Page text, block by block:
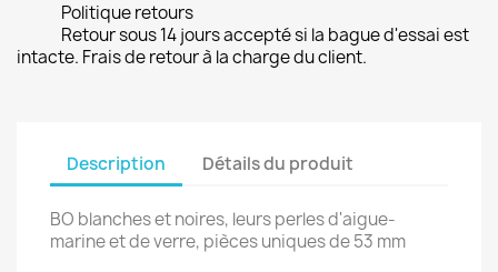
Politique retours
Retour sous 14 jours accepté si la bague d'essai est
intacte. Frais de retour à la charge du client.
Description Détails du produit
BO blanches et noires, leurs perles d'aigue-
marine et de verre, pièces uniques de 53 mm